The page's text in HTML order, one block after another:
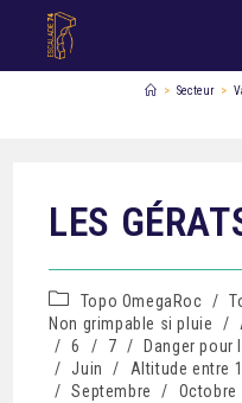
> Secteur >
LES
Topo OmegaRoc /
Non grimpable si pluie
/
/ 6 / 7 / Danger pour
/ Juin / Altitude entre
/ Septembre / Octobre